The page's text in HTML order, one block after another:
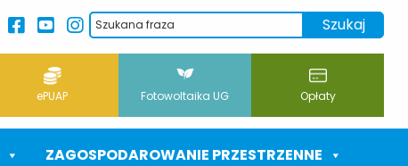
ePUAP Fotowoltaika UG Opłaty
ZAGOSPODAROWANIE PRZESTRZENNE